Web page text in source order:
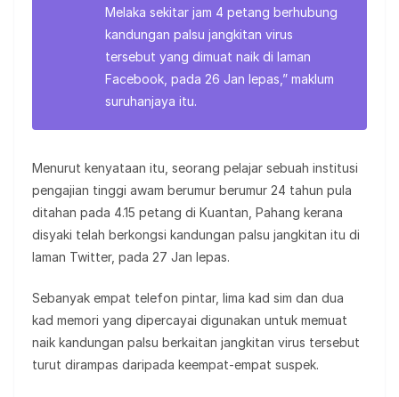
Melaka sekitar jam 4 petang berhubung
kandungan palsu jangkitan virus
tersebut yang dimuat naik di laman
Facebook, pada 26 Jan lepas,” maklum
suruhanjaya itu.
Menurut kenyataan itu, seorang pelajar sebuah institusi
pengajian tinggi awam berumur berumur 24 tahun pula
ditahan pada 4.15 petang di Kuantan, Pahang kerana
disyaki telah berkongsi kandungan palsu jangkitan itu di
laman Twitter, pada 27 Jan lepas.
Sebanyak empat telefon pintar, lima kad sim dan dua
kad memori yang dipercayai digunakan untuk memuat
naik kandungan palsu berkaitan jangkitan virus tersebut
turut dirampas daripada keempat-empat suspek.